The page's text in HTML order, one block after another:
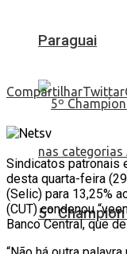
Paraguai
5º
CompartilharTwittar
Sindicatos patronais
desta quarta-feira
(Selic) para 13,25%
(CUT) condenou
Banco Central, que